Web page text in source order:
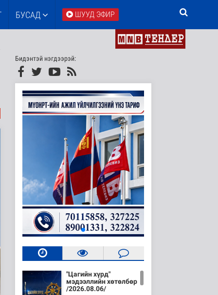
БУСАД ШУУД ЭФИР
Бидэнтэй нэгдээрэй:
"Цагийн хүрд"
мэдээллийн хөтөлбөр
/2026.08.06/